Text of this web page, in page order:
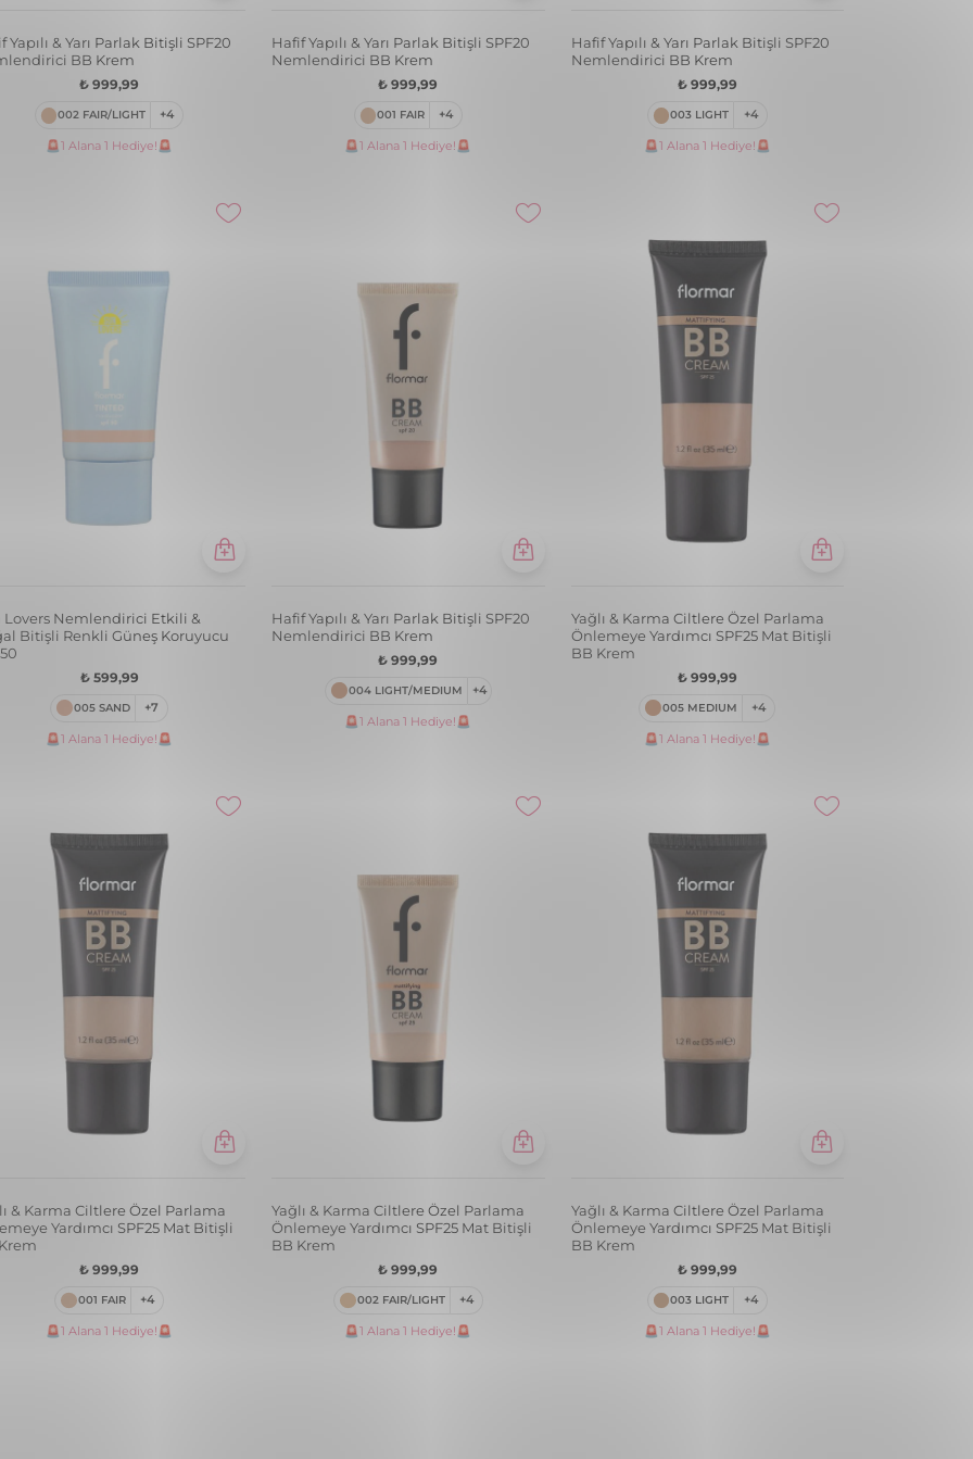
Yapılı & Yarı Parlak Bitişli SPF20
BB Krem
₺ 999,99
002 FAIR/LIGHT +4
🚨1 Alana 1 Hediye!🚨
Hafif Yapılı & Yarı Parlak Bitişli SPF20
Nemlendirici BB Krem
₺ 999,99
001 FAIR +4
🚨1 Alana 1 Hediye!🚨
Hafif Yapılı & Yarı Parlak Bitişli SPF20
Nemlendirici BB Krem
₺ 999,99
003 LIGHT +4
🚨1 Alana 1 Hediye!🚨
Lovers Nemlendirici Etkili &
Bitişli Renkli Güneş Koruyucu
₺ 599,99
005 SAND +7
🚨1 Alana 1 Hediye!🚨
Hafif Yapılı & Yarı Parlak Bitişli SPF20
Nemlendirici BB Krem
₺ 999,99
004 LIGHT/MEDIUM +4
🚨1 Alana 1 Hediye!🚨
Yağlı & Karma Ciltlere Özel Parlama
Önlemeye Yardımcı SPF25 Mat Bitişli
BB Krem
₺ 999,99
005 MEDIUM +4
🚨1 Alana 1 Hediye!🚨
& Karma Ciltlere Özel Parlama
Yardımcı SPF25 Mat Bitişli
₺ 999,99
001 FAIR +4
🚨1 Alana 1 Hediye!🚨
Yağlı & Karma Ciltlere Özel Parlama
Önlemeye Yardımcı SPF25 Mat Bitişli
BB Krem
₺ 999,99
002 FAIR/LIGHT +4
🚨1 Alana 1 Hediye!🚨
Yağlı & Karma Ciltlere Özel Parlama
Önlemeye Yardımcı SPF25 Mat Bitişli
BB Krem
₺ 999,99
003 LIGHT +4
🚨1 Alana 1 Hediye!🚨